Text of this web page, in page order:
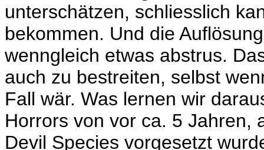
unterschätzen, schliesslich
bekommen. Und die
wenngleich etwas abstrus.
auch zu bestreiten, selbst
Fall wär. Was lernen wir
Horrors von vor ca. 5 Jahren,
Devil Species vorgesetzt